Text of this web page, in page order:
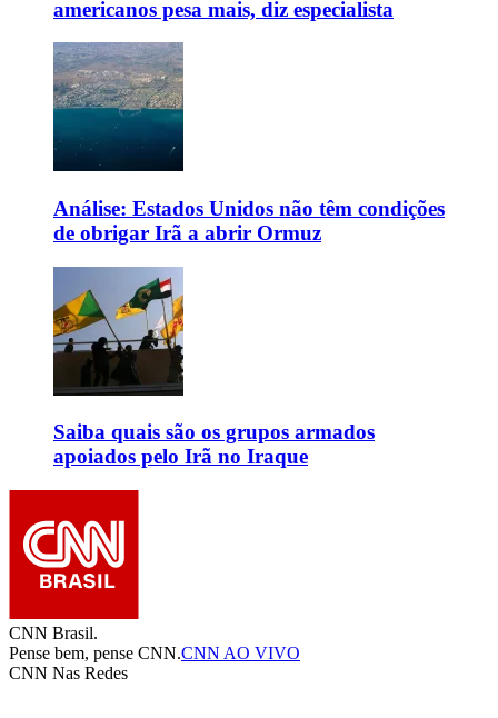
americanos pesa mais, diz especialista
Análise: Estados Unidos não têm condições
de obrigar Irã a abrir Ormuz
Saiba quais são os grupos armados
apoiados pelo Irã no Iraque
CNN Brasil.
Pense bem, pense CNN.CNN AO VIVO
CNN Nas Redes